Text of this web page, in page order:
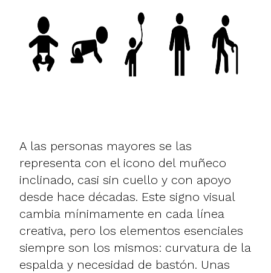
A las personas mayores se las
representa con el icono del muñeco
inclinado, casi sin cuello y con apoyo
desde hace décadas. Este signo visual
cambia mínimamente en cada línea
creativa, pero los elementos esenciales
siempre son los mismos: curvatura de la
espalda y necesidad de bastón. Unas